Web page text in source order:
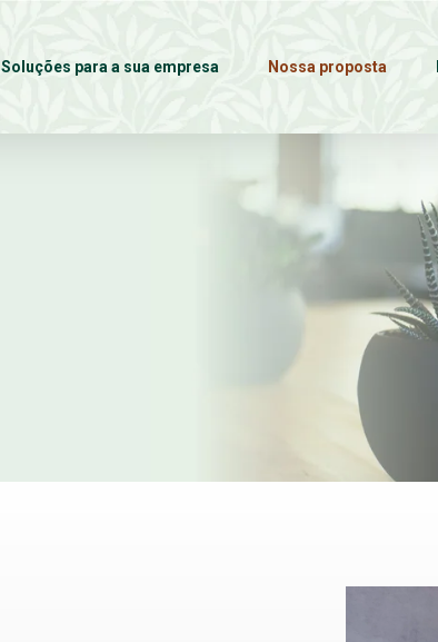
Soluções para a sua empresa Nossa proposta